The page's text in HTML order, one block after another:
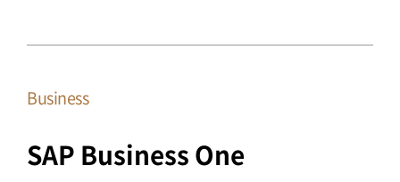
Business
SAP Business One